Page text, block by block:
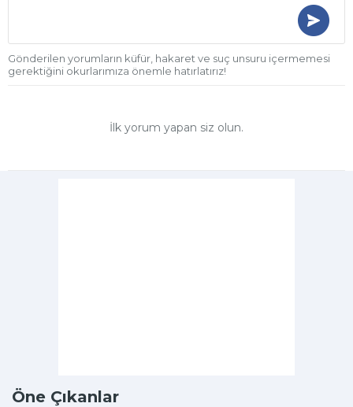
Gönderilen yorumların küfür, hakaret ve suç unsuru içermemesi
gerektiğini okurlarımıza önemle hatırlatırız!
İlk yorum yapan siz olun.
Öne Çıkanlar